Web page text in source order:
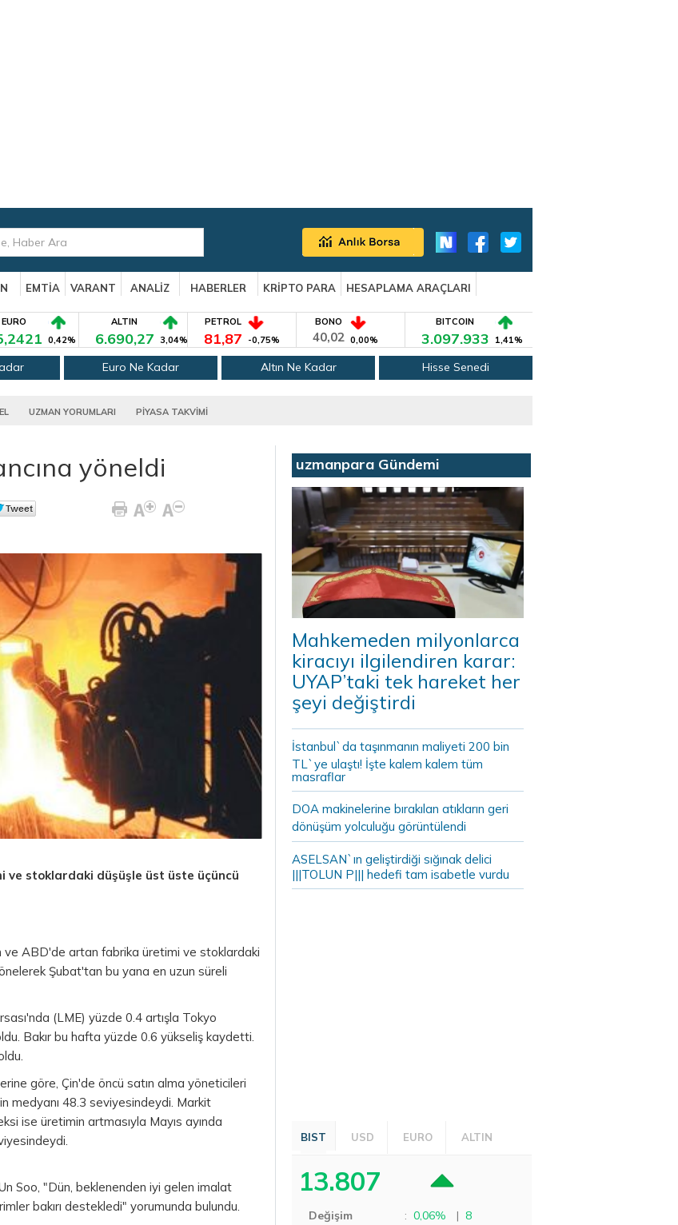
EMTİA VARANT ANALİZ HABERLER KRİPTO PARA
HESAPLAMA ARAÇLARI
EURO
0,42%
ALTIN
6.690,27 3,04%
PETROL
81,87 -0,75%
BONO
40,02 0,00%
BITCOIN
3.097.933 1,41%
Euro Ne Kadar Altın Ne Kadar Hisse Senedi
UZMAN YORUMLARI PİYASA TAKVİMİ
yöneldi
ve stoklardaki düşüşle üst üste üçüncü
ve ABD'de artan fabrika üretimi ve stoklardaki
Şubat'tan bu yana en uzun süreli
(LME) yüzde 0.4 artışla Tokyo
Bakır bu hafta yüzde 0.6 yükseliş kaydetti.
göre, Çin'de öncü satın alma yöneticileri
medyanı 48.3 seviyesindeydi. Markit
ise üretimin artmasıyla Mayıs ayında
Soo, "Dün, beklenenden iyi gelen imalat
bakırı destekledi" yorumunda bulundu.
uzmanpara Gündemi
Mahkemeden milyonlarca
kiracıyı ilgilendiren karar:
UYAP’taki tek hareket her
şeyi değiştirdi
İstanbul`da taşınmanın maliyeti 200 bin
TL`ye ulaştı! İşte kalem kalem tüm
masraflar
DOA makinelerine bırakılan atıkların geri
dönüşüm yolculuğu görüntülendi
ASELSAN`ın geliştirdiği sığınak delici
|||TOLUN P||| hedefi tam isabetle vurdu
BIST USD EURO ALTIN
13.807
Değişim : 0,06% | 8